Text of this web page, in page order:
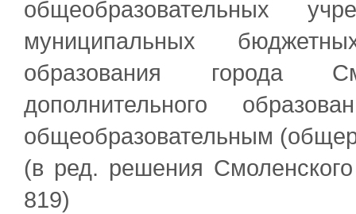
общеобразовательных
муниципальных
образования города
дополнительного
общеобразовательным
(в ред. решения
819)